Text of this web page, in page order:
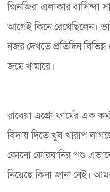
জিনজিরা এলাকার বাসিন্দা
আগেই কিনে রেখেছিলেন।
নজর দেখতে প্রতিদিন
জমে খামারে।
রাবেয়া এগ্রো ফার্মের এক
বিদায় দিতে খুব খারাপ
কোনো কোরবানির পশু
নিয়েছে কিনা জানা নেই।